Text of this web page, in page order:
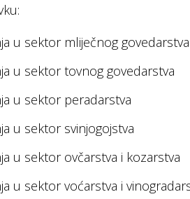
u sektor mliječnog govedarstva
u sektor tovnog govedarstva
u sektor peradarstva
u sektor svinjogojstva
u sektor ovčarstva i kozarstva
u sektor voćarstva i